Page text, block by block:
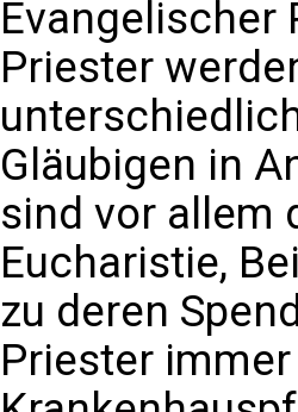
Evangelischer
Priester
Gläubigen in
sind vor allem
Eucharistie,
zu deren
Priester